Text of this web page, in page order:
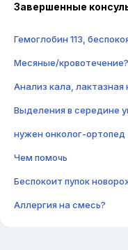
Завершенные
Гемоглобин 113,
Месяные/кровотечение?
Анализ кала,
Выделения в середине
нужен онколог-ортопед
Чем помочь
Беспокоит пупок
Аллергия на смесь?